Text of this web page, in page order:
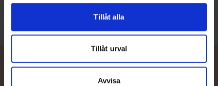
Tillåt alla
Tillåt urval
Avvisa